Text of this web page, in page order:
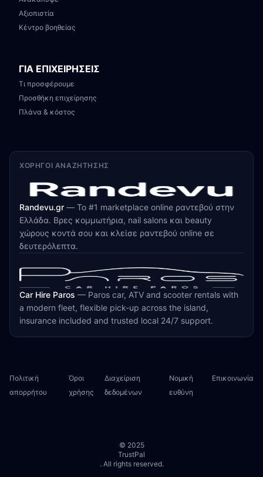
Αξιοπιστία
Κέντρο βοηθείας
ΓΙΑ ΕΠΙΧΕΙΡΗΣΕΙΣ
Τι προσφέρουμε
Προσθήκη επιχείρησης
Πλάνα & κόστος
ΧΟΡΗΓΟΊ ΑΝΑΖΉΤΗΣΗΣ
Randevu.gr — Το #1 marketplace online ραντεβού στην
Ελλάδα. Βρες κομμωτήρια, nail salons και beauty
χώρους κοντά σου και κλείσε ραντεβού online σε
δευτερόλεπτα.
Car Hire Paros — Paros car, ATV and scooter rentals with
a modern fleet, flexible pick-up across the island,
insurance included and trusted local 24/7 support.
Πολιτική
απορρήτου
Όροι
χρήσης
Διαχείριση
δεδομένων
Νομική
ευθύνη
Επικοινωνία
© 2025
TrustPal
. All rights reserved.